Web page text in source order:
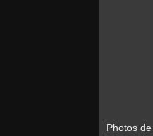
Photos